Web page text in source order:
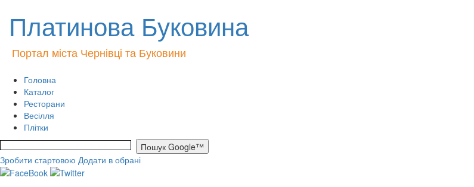
Платинова Буковина
Портал міста Чернівці та Буковини
Головна
Каталог
Ресторани
Весілля
Плітки
Зробити стартовою Додати в обрані